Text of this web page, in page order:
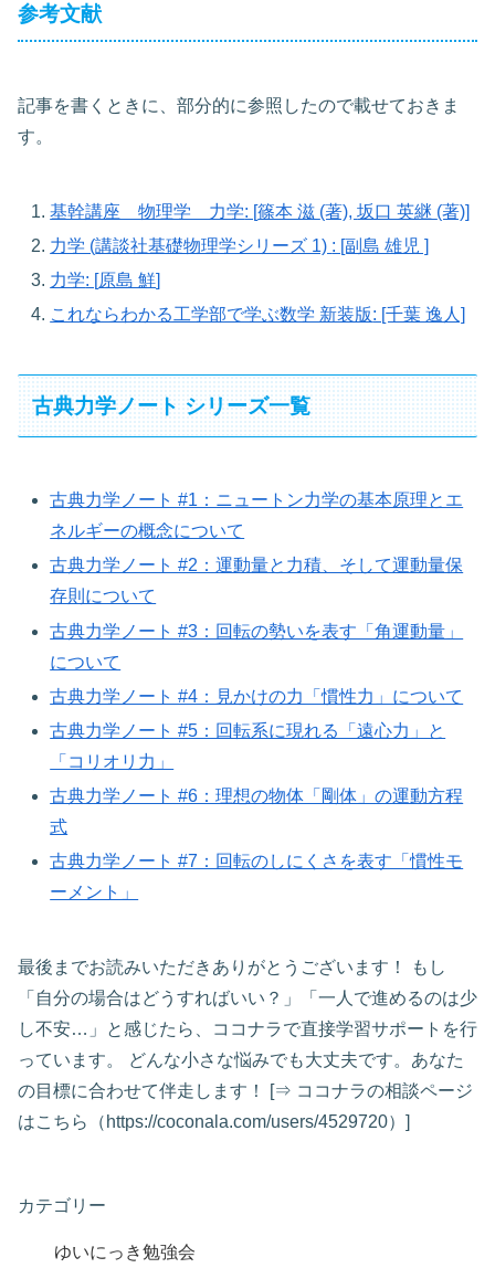
参考文献
記事を書くときに、部分的に参照したので載せておきま
す。
基幹講座 物理学 力学: [篠本 滋 (著),坂口 英継 (著)]
力学 (講談社基礎物理学シリーズ 1) : [副島 雄児 ]
力学: [原島 鮮]
これならわかる工学部で学ぶ数学 新装版: [千葉 逸人]
古典力学ノート シリーズ一覧
古典力学ノート #1：ニュートン力学の基本原理とエ
ネルギーの概念について
古典力学ノート #2：運動量と力積、そして運動量保
存則について
古典力学ノート #3：回転の勢いを表す「角運動量」
について
古典力学ノート #4：見かけの力「慣性力」について
古典力学ノート #5：回転系に現れる「遠心力」と
「コリオリ力」
古典力学ノート #6：理想の物体「剛体」の運動方程
式
古典力学ノート #7：回転のしにくさを表す「慣性モ
ーメント」
最後までお読みいただきありがとうございます！ もし
「自分の場合はどうすればいい？」「一人で進めるのは少
し不安…」と感じたら、ココナラで直接学習サポートを行
っています。 どんな小さな悩みでも大丈夫です。あなた
の目標に合わせて伴走します！ [⇒ ココナラの相談ページ
はこちら（https://coconala.com/users/4529720）]
カテゴリー
ゆいにっき勉強会